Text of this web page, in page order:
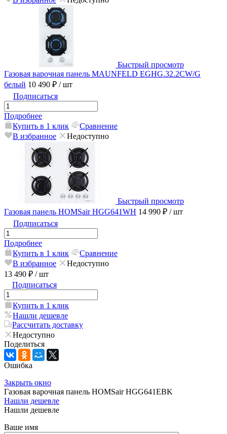
Быстрый просмотр
Газовая варочная панель MAUNFELD EGHG.32.2CW/G
белый 10 490 ₽ / шт
Подписаться
Подробнее
Купить в 1 клик
Сравнение
В избранное
Недоступно
Быстрый просмотр
Газовая панель HOMSair HGG641WH 14 990 ₽ / шт
Подписаться
Подробнее
Купить в 1 клик
Сравнение
В избранное
Недоступно
13 490 ₽ / шт
Подписаться
Купить в 1 клик
Нашли дешевле
Рассчитать доставку
Недоступно
Поделиться
Ошибка
Закрыть окно
Газовая варочная панель HOMSair HGG641EBK
Нашли дешевле
Нашли дешевле
Ваше имя